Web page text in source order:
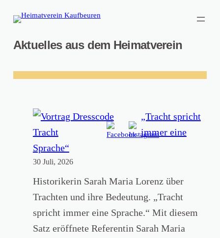
Inhalt
Aktuelles aus dem Heimatverein
„Tracht spricht
immer eine
Sprache“
30 Juli, 2026
Historikerin Sarah Maria Lorenz über
Trachten und ihre Bedeutung. „Tracht
spricht immer eine Sprache.“ Mit diesem
Satz eröffnete Referentin Sarah Maria